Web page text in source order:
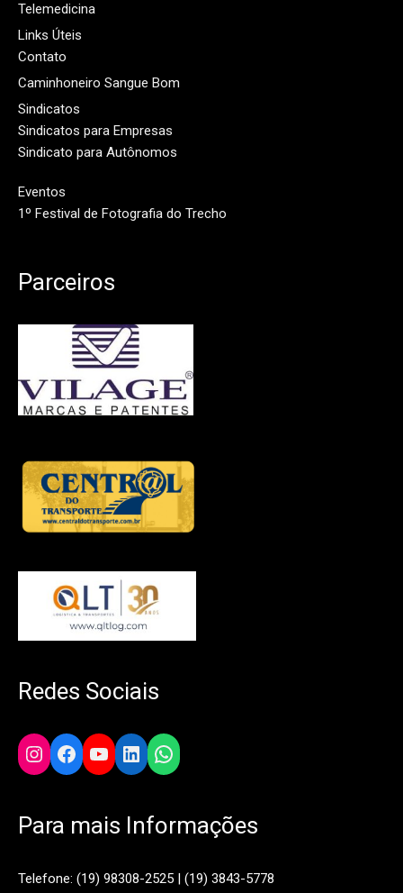
Telemedicina
Links Úteis
Contato
Caminhoneiro Sangue Bom
Sindicatos
Sindicatos para Empresas
Sindicato para Autônomos
Eventos
1º Festival de Fotografia do Trecho
Parceiros
Redes Sociais
Instagram
Facebook
YouTube
LinkedIn
WhatsApp
Para mais Informações
Telefone: (19) 98308-2525 | (19) 3843-5778